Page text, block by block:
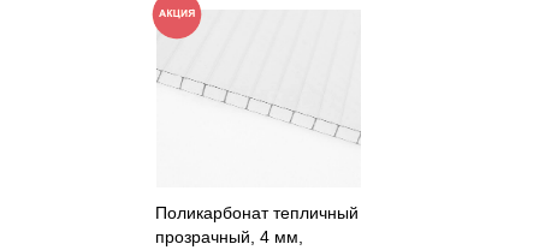
Поликарбонат тепличный
прозрачный, 4 мм,